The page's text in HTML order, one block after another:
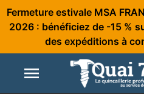
Fermeture estivale MSA
2026 : bénéficiez de -15 %
des expéditions à
